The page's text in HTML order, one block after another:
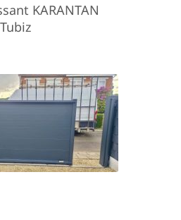
KARANTAN